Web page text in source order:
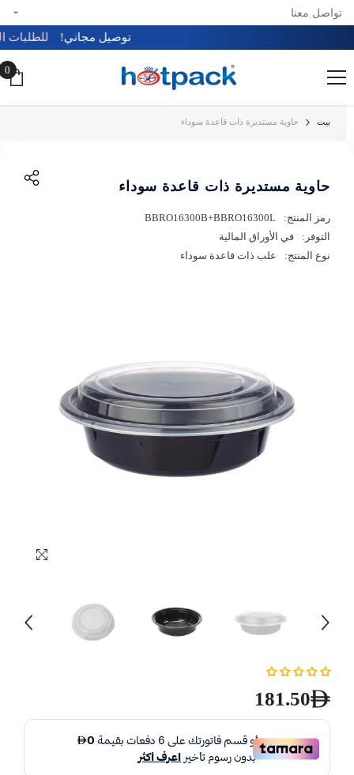
تخطي إلى المحتوى
تواصل معنا
توصيل مجاني! للطلبات
0
0
بيت حاوية مستديرة ذات قاعدة سوداء
حاوية مستديرة ذات قاعدة سوداء
رمز المنتج:
BBRO16300B+BBRO16300L
التوفر:
في الأوراق المالية
نوع المنتج:
علب ذات قاعدة سوداء
181.50